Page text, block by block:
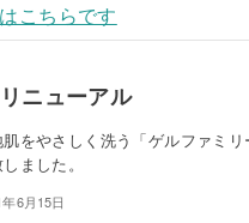
こちらです
ニューアル
をやさしく洗う「ゲルファミ
ました。
6月15日